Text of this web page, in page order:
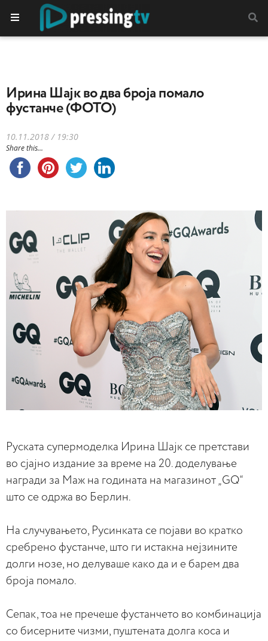
Ирина Шајк во два броја помало
фустанче (ФОТО)
10.11.2018 / 19:30
Share this...
Руската супермоделка Ирина Шајк се претстави
во сјајно издание за време на 20. доделување
награди за Маж на годината на магазинот „GQ“
што се одржа во Берлин.
На случувањето, Русинката се појави во кратко
сребрено фустанче, што ги истакна нејзините
долги нозе, но делуваше како да и е барем два
броја помало.
Сепак, тоа не пречеше фустанчето во комбинација
со бисерните чизми, пуштената долга коса и